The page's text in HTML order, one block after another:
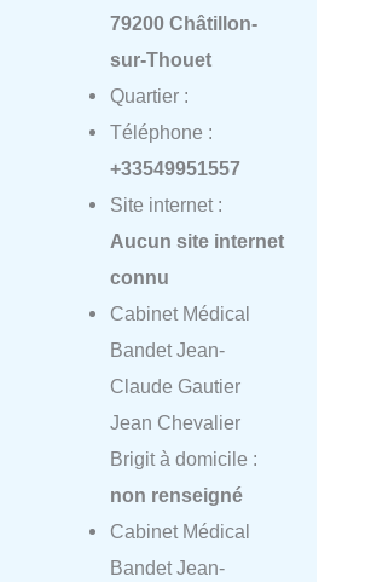
79200 Châtillon-
sur-Thouet
Quartier :
Téléphone :
+33549951557
Site internet :
Aucun site internet
connu
Cabinet Médical
Bandet Jean-
Claude Gautier
Jean Chevalier
Brigit à domicile :
non renseigné
Cabinet Médical
Bandet Jean-